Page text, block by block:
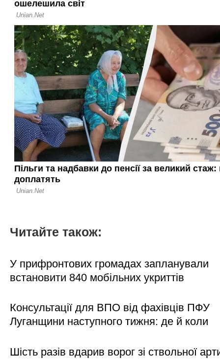
Читайте також:
У прифронтових громадах запланували
встановити 840 мобільних укриттів
Консультації для ВПО від фахівців ПФУ
Луганщини наступного тижня: де й коли
Шість разів вдарив ворог зі ствольної